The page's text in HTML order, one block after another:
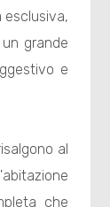
esclusiva,
grande
e
al
che